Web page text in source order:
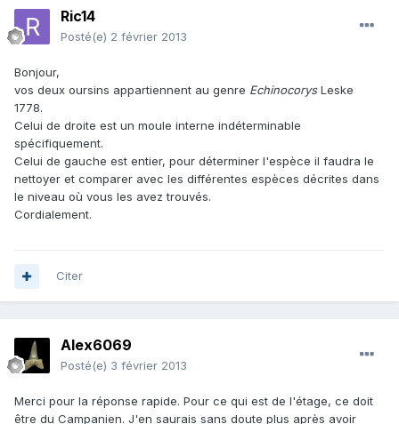
Ric14
Posté(e) 2 février 2013
Bonjour,
vos deux oursins appartiennent au genre EchinocorysLeske
1778.
Celui de droite est un moule interne indéterminable
spécifiquement.
Celui de gauche est entier, pour déterminer l'espèce il faudra le
nettoyer et comparer avec les différentes espèces décrites dans
le niveau où vous les avez trouvés.
Cordialement.
Citer
Alex6069
Posté(e) 3 février 2013
Merci pour la réponse rapide. Pour ce qui est de l'étage, ce doit
être du Campanien. J'en saurais sans doute plus après avoir